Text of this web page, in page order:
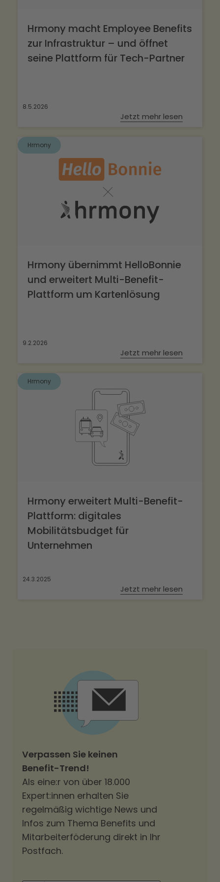
Hrmony macht Employee Benefits
zur Infrastruktur – und öffnet
seine Plattform für Tech-Partner
8.5.2026
Jetzt mehr lesen
Hrmony
Hrmony übernimmt HelloBonnie
und erweitert Multi-Benefit-
Plattform um Kartenlösung
9.2.2026
Jetzt mehr lesen
Hrmony
Hrmony erweitert Multi-Benefit-
Plattform: digitales
Mobilitätsbudget für
Unternehmen
24.3.2025
Jetzt mehr lesen
Verpassen Sie keinen
Benefit-Trend!
Als eine:r von über 18.000
Expert:innen erhalten Sie
regelmäßig wichtige News und
Infos zum Thema Benefits und
Mitarbeiterföderung direkt in Ihr
Postfach.